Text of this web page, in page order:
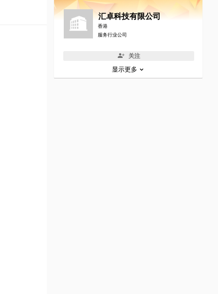
汇卓科技有限公司
香港
服务行业公司
关注
显示更多